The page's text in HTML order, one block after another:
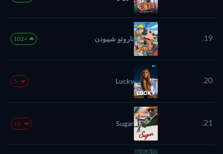
19. ناروتو شيبودن +102
20.
Lucky
-5
21.
Sugar
-10